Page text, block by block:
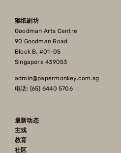
猴纸剧坊
Goodman Arts Centre
90 Goodman Road
Block B, #01-05
Singapore 439053
admin@papermonkey.com.sg
电话: (65) 6440 5706
最新动态
主戏
教育
社区